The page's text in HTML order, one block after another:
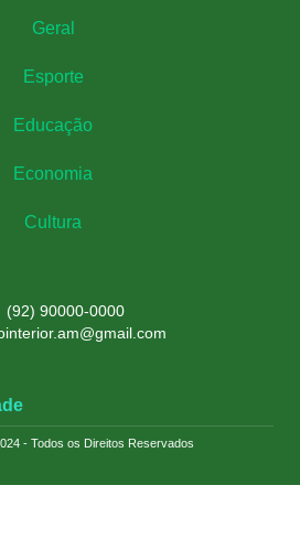
Geral
Esporte
Educação
Economia
Cultura
(92) 90000-0000
- Todos os Direitos Reservados